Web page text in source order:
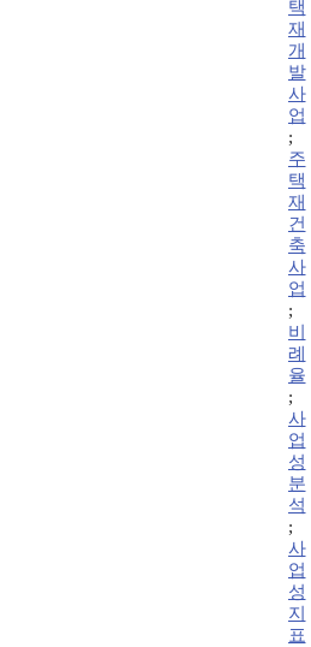
택
재
개
발
사
업
;
주
택
재
건
축
사
업
;
비
례
율
;
사
업
성
분
석
;
사
업
성
지
표